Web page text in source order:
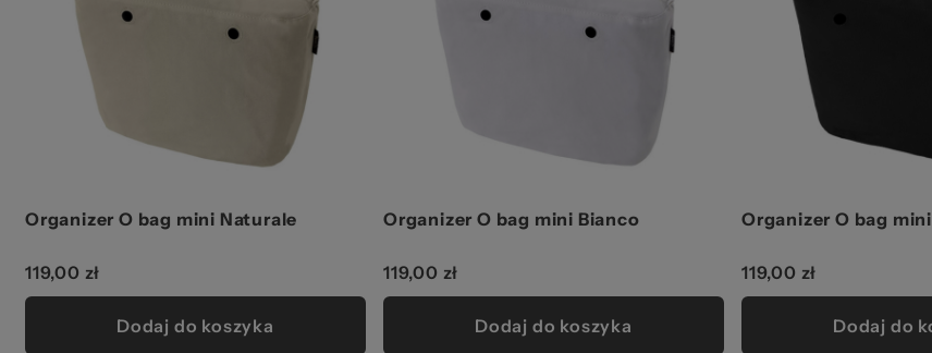
Organizer O bag mini Naturale
119,00 zł
Dodaj do koszyka
Organizer O bag mini Bianco
119,00 zł
Dodaj do koszyka
Organizer O bag
119,00 zł
Dodaj do